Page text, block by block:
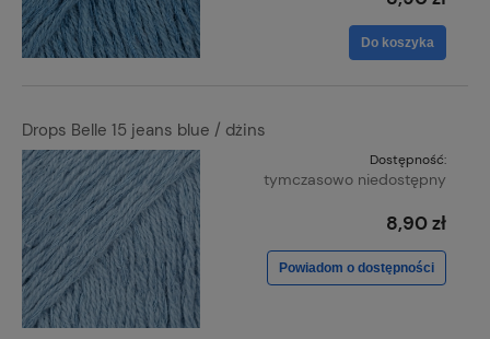
Do koszyka
Drops Belle 15 jeans blue / dżins
Dostępność:
tymczasowo niedostępny
8,90 zł
Powiadom o dostępności